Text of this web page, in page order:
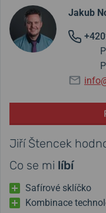
Jakub
Jiří Štencek
Co se mi líbí
Safírové sklíčko
Kombinace